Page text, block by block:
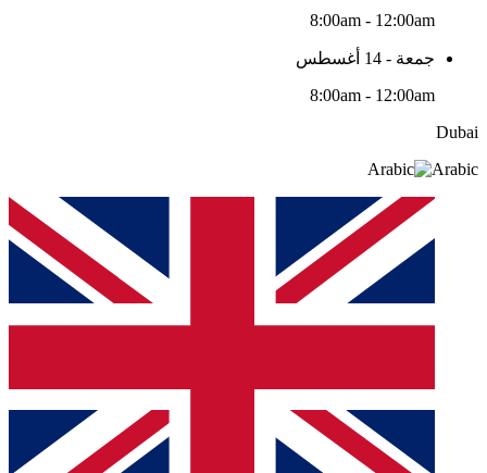
8:00am - 12:00am
جمعة - 14 أغسطس
8:00am - 12:00am
Dubai
Arabic